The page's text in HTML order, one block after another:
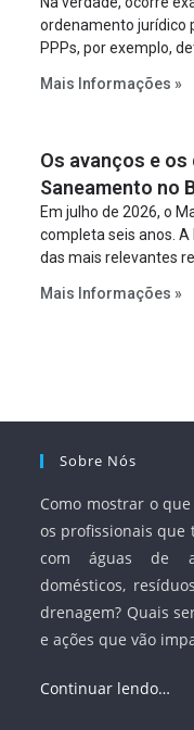
ordenamento jurídico
PPPs, por exemplo,
empreendimento. Ou
projeto a projeto.
Mais Informações »
Os avanços e
Saneamento no
Em julho de 2026, o
completa seis anos.
das mais relevantes
serviços, ampliar a
Mais Informações »
Sobre Nós
Como mostrar o
os profissionais
com águas de
domésticos,
drenagem? Quais
e ações que vão
Continuar lendo…